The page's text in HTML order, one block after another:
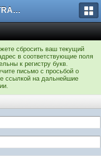
Форум EXTRACTOR.ru
сбросить ваш текущий
в соответствующие поля
к регистру букв.
письмо с просьбой о
ссылкой на дальнейшие